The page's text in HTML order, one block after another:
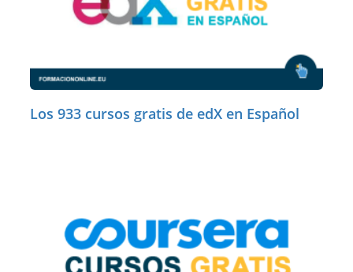
Los 933 cursos gratis de edX en Español